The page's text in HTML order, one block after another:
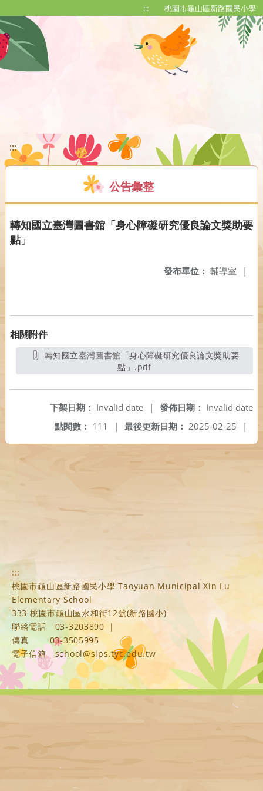
::: 桃園市龜山區新路國民小學
:::
公告彙整
轉知國立臺灣圖書館「身心障礙研究優良論文獎助要
點」
發布單位： 輔導室 |
相關附件
轉知國立臺灣圖書館「身心障礙研究優良論文獎助要
點」.pdf另開新視窗
發佈日期： Invalid date
下架日期： Invalid date
|
最後更新日期： 2025-02-25 |
點閱數： 111 |
:::
桃園市龜山區新路國民小學 Taoyuan Municipal Xin Lu
Elementary School
333 桃園市龜山區永和街12號(新路國小)
聯絡電話
03-3203890
|
傳真
03-3505995
電子信箱
school@slps.tyc.edu.tw